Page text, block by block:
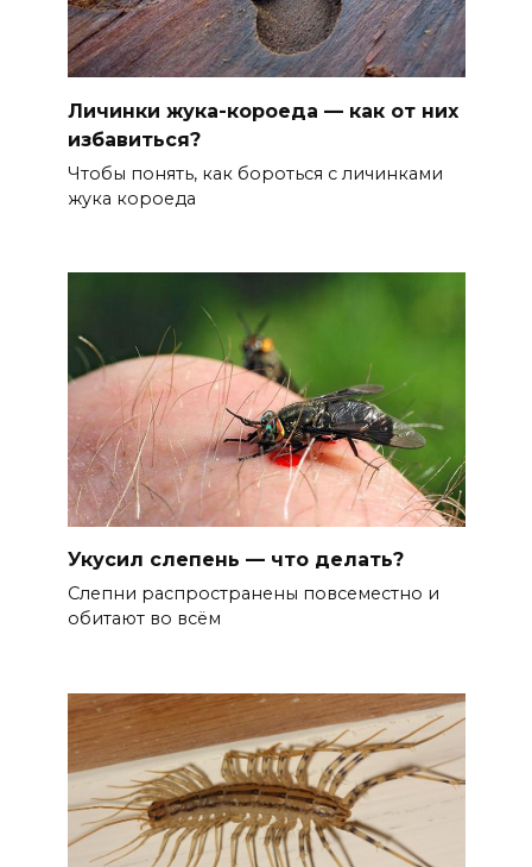
Личинки жука-короеда — как от них
избавиться?
Чтобы понять, как бороться с личинками
жука короеда
Укусил слепень — что делать?
Слепни распространены повсеместно и
обитают во всём